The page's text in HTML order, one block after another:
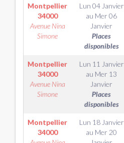
Montpellier
34000
Avenue Nina
Simone
Lun 04 Janvier
au Mer 06
Janvier
Places
disponibles
Montpellier
34000
Avenue Nina
Simone
Lun 11 Janvier
au Mer 13
Janvier
Places
disponibles
Montpellier
34000
Lun 18 Janvier
au Mer 20